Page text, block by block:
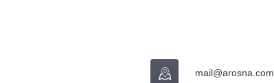
mail@arosna.com